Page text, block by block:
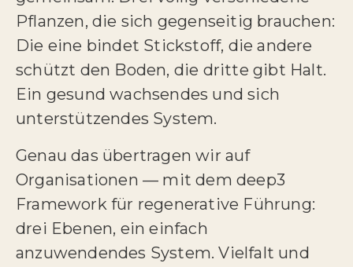
Pflanzen, die sich gegenseitig brauchen:
Die eine bindet Stickstoff, die andere
schützt den Boden, die dritte gibt Halt.
Ein gesund wachsendes und sich
unterstützendes System.
Genau das übertragen wir auf
Organisationen — mit dem deep3
Framework für regenerative Führung:
drei Ebenen, ein einfach
anzuwendendes System. Vielfalt und